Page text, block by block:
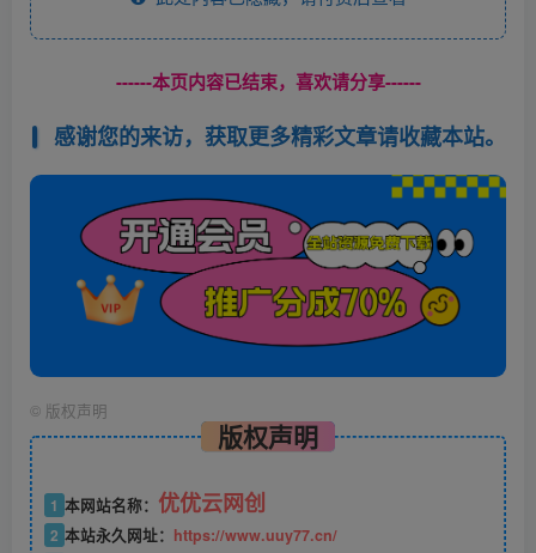
------本页内容已结束，喜欢请分享------
感谢您的来访，获取更多精彩文章请收藏本站。
© 版权声明
版权声明
1 本网站名称： 优优云网创
2 本站永久网址： https://www.uuy77.cn/